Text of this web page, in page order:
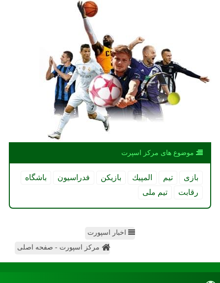
موضوع های مركز اسپرت
بازی تیم المپیك بازیكن فدراسیون
باشگاه
رقابت
تیم ملی
اخبار اسپورت
مرکز اسپورت - صفحه اصلی